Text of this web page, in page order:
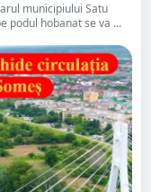
municipiului Satu
podul hobanat se va ...